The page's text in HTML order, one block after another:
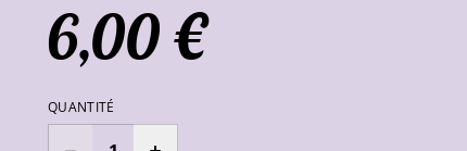
6,00 €
QUANTITÉ